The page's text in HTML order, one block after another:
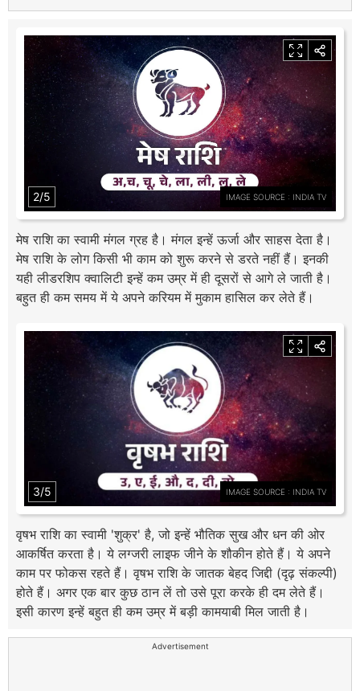
2/5 IMAGE SOURCE : INDIA TV
मेष राशि का स्वामी मंगल ग्रह है। मंगल इन्हें ऊर्जा और साहस देता है।
मेष राशि के लोग किसी भी काम को शुरू करने से डरते नहीं हैं। इनकी
यही लीडरशिप क्वालिटी इन्हें कम उम्र में ही दूसरों से आगे ले जाती है।
बहुत ही कम समय में ये अपने करियम में मुकाम हासिल कर लेते हैं।
3/5 IMAGE SOURCE : INDIA TV
वृषभ राशि का स्वामी 'शुक्र' है, जो इन्हें भौतिक सुख और धन की ओर
आकर्षित करता है। ये लग्जरी लाइफ जीने के शौकीन होते हैं। ये अपने
काम पर फोकस रहते हैं। वृषभ राशि के जातक बेहद जिद्दी (दृढ़ संकल्पी)
होते हैं। अगर एक बार कुछ ठान लें तो उसे पूरा करके ही दम लेते हैं।
इसी कारण इन्हें बहुत ही कम उम्र में बड़ी कामयाबी मिल जाती है।
Advertisement